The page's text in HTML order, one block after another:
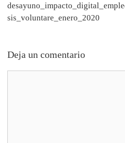
sis_voluntare_enero_2020
Deja un comentario